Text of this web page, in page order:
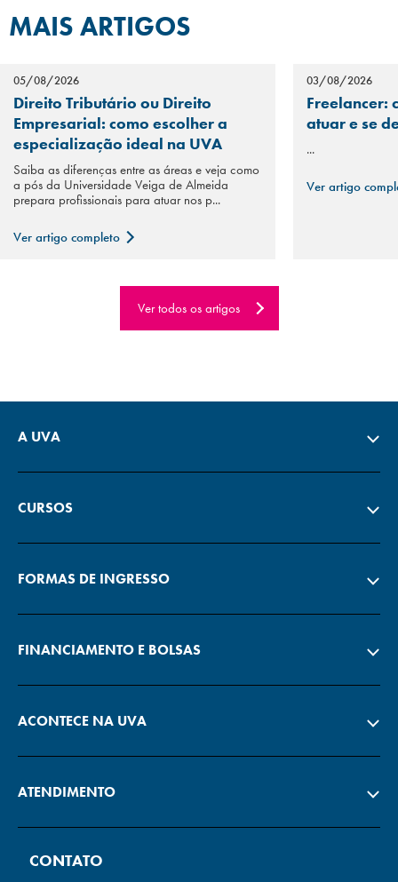
MAIS ARTIGOS
05/08/2026
Direito Tributário ou Direito
Empresarial: como escolher a
especialização ideal na UVA
Saiba as diferenças entre as áreas e veja como
a pós da Universidade Veiga de Almeida
prepara profissionais para atuar nos p...
Ver artigo completo
03/08/2026
Freelancer:
atuar e se
...
Ver artigo
Ver todos os artigos
A UVA
CURSOS
FORMAS DE INGRESSO
FINANCIAMENTO E BOLSAS
ACONTECE NA UVA
ATENDIMENTO
CONTATO